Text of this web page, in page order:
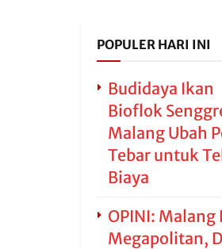
POPULER HARI INI
Budidaya Ikan
Bioflok
Malang Ubah
Tebar untuk
Biaya
OPINI: Malang
Megapolitan,